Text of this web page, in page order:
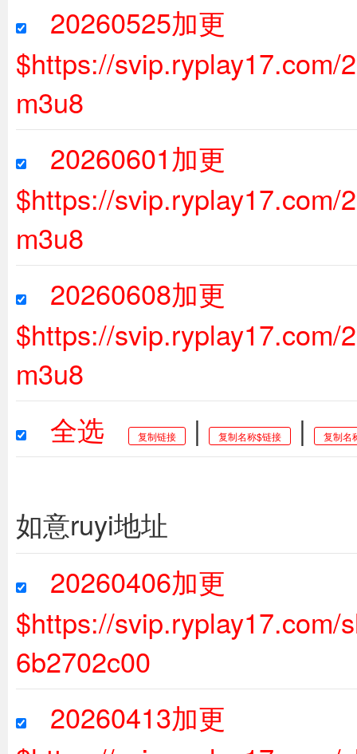
20260525加更
$https://svip.ryplay17.com/
m3u8
20260601加更
$https://svip.ryplay17.com/
m3u8
20260608加更
$https://svip.ryplay17.com/
m3u8
全选
复制链接 | 复制名称$链接 | 复制名
如意ruyi地址
20260406加更
$https://svip.ryplay17.com/
6b2702c00
20260413加更